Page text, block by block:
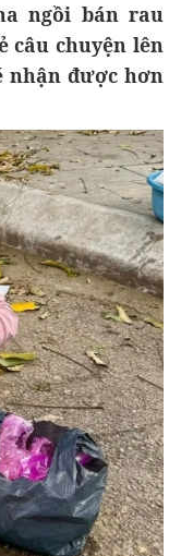
ngồi bán rau
câu chuyện lên
nhận được hơn